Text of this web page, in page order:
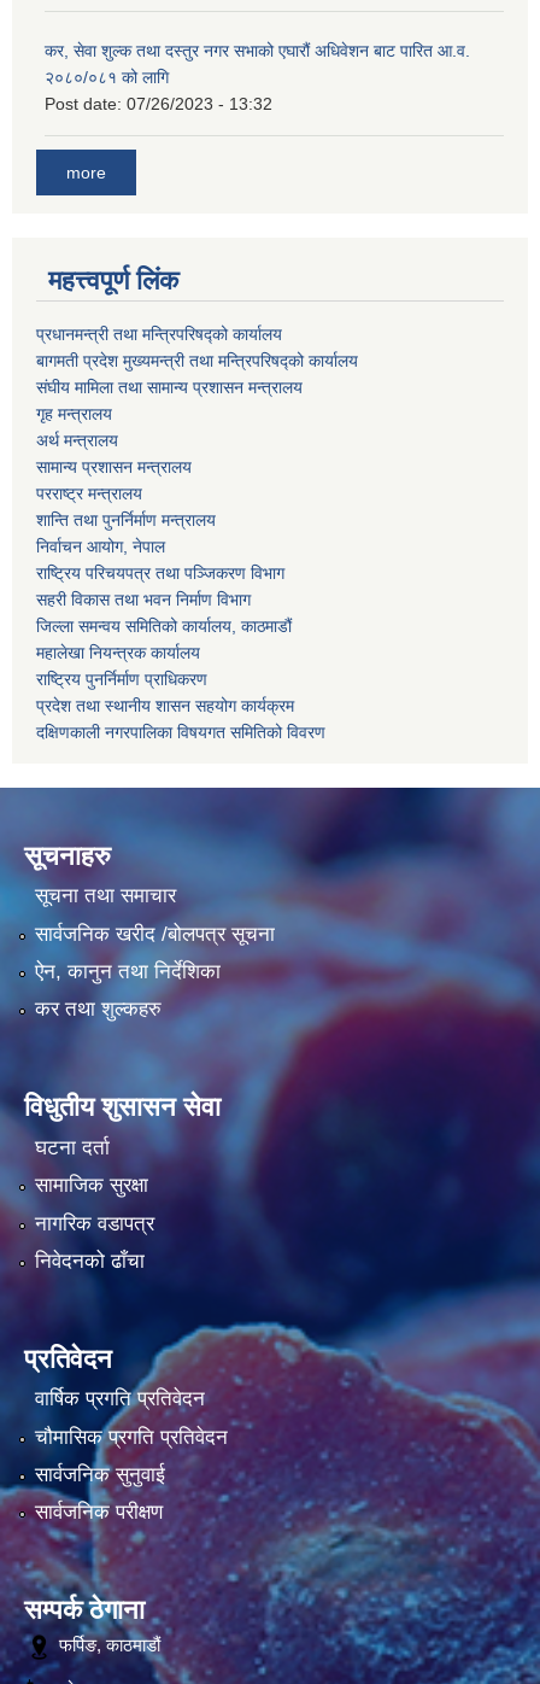
कर, सेवा शुल्क तथा दस्तुर नगर सभाको एघारौं अधिवेशन बाट पारित आ.व.
२०८०/०८१ को लागि
Post date: 07/26/2023 - 13:32
more
महत्त्वपूर्ण लिंक
प्रधानमन्त्री तथा मन्त्रिपरिषद्को कार्यालय
बागमती प्रदेश मुख्यमन्त्री तथा मन्त्रिपरिषद्को कार्यालय
संघीय मामिला तथा सामान्य प्रशासन मन्त्रालय
गृह मन्त्रालय
अर्थ मन्त्रालय
सामान्य प्रशासन मन्त्रालय
परराष्ट्र मन्त्रालय
शान्ति तथा पुनर्निर्माण मन्त्रालय
निर्वाचन आयोग, नेपाल
राष्ट्रिय परिचयपत्र तथा पञ्जिकरण विभाग
सहरी विकास तथा भवन निर्माण विभाग
जिल्ला समन्वय समितिको कार्यालय, काठमाडौं
महालेखा नियन्त्रक कार्यालय
राष्ट्रिय पुनर्निर्माण प्राधिकरण
प्रदेश तथा स्थानीय शासन सहयोग कार्यक्रम
दक्षिणकाली नगरपालिका विषयगत समितिको विवरण
सूचनाहरु
सूचना तथा समाचार
सार्वजनिक खरीद /बोलपत्र सूचना
ऐन, कानुन तथा निर्देशिका
कर तथा शुल्कहरु
विधुतीय शुसासन सेवा
घटना दर्ता
सामाजिक सुरक्षा
नागरिक वडापत्र
निवेदनको ढाँचा
प्रतिवेदन
वार्षिक प्रगति प्रतिवेदन
चौमासिक प्रगति प्रतिवेदन
सार्वजनिक सुनुवाई
सार्वजनिक परीक्षण
सम्पर्क ठेगाना
फर्पिङ, काठमाडौं